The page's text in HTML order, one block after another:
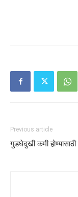
Previous article
गुडघेदुखी कमी होण्यासाठी